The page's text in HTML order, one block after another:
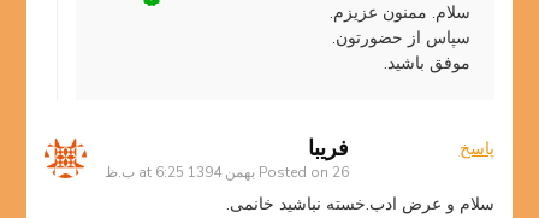
سلام. ممنون عزیزم.
سپاس از حضورتون.
موفق باشید.
فریبا
Posted on 26 بهمن 1394 at 6:25 ب.ظ
پاسخ
سلام و عرض ادب.خسته نباشید خانمی.